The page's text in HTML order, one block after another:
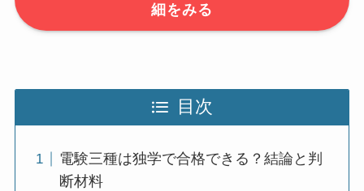
細をみる
目次
電験三種は独学で合格できる？結論と判
断材料